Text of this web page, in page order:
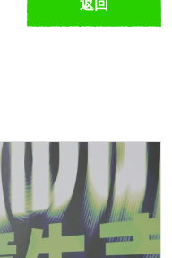
返回